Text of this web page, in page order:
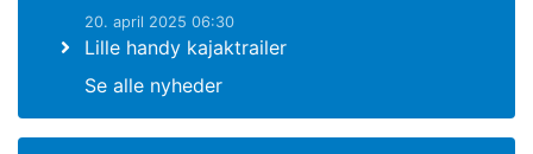
20. april 2025 06:30
Lille handy kajaktrailer
Se alle nyheder